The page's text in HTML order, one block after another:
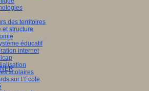
des territoires
et structure
éducatif
internet
scolaires
sur l’Ecole